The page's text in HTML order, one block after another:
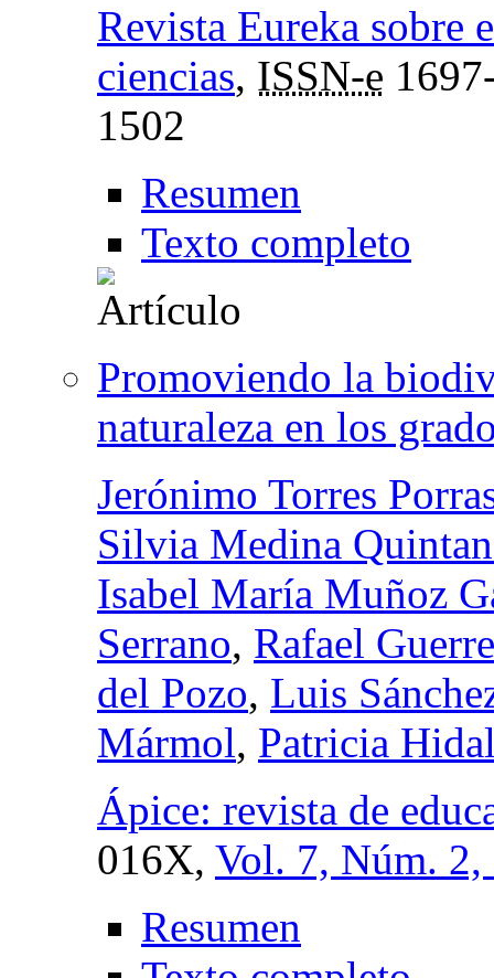
Revista Eureka sobre
ciencias, ISSN-e
1502
Resumen
Texto completo
Promoviendo la
naturaleza en los
Jerónimo Torres
Silvia Medina
Isabel María Muñoz
Serrano, Rafael
del Pozo, Luis
Mármol, Patricia
Ápice: revista de
016X, Vol. 7, Núm. 2,
Resumen